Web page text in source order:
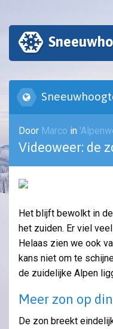
Door Marco in
Videoweer: de
Het blijft bewolkt in
het zuiden. Er viel
Helaas zien we ook
kans niet om te
de zuidelijke Alpen
Meer zon op
De zon breekt